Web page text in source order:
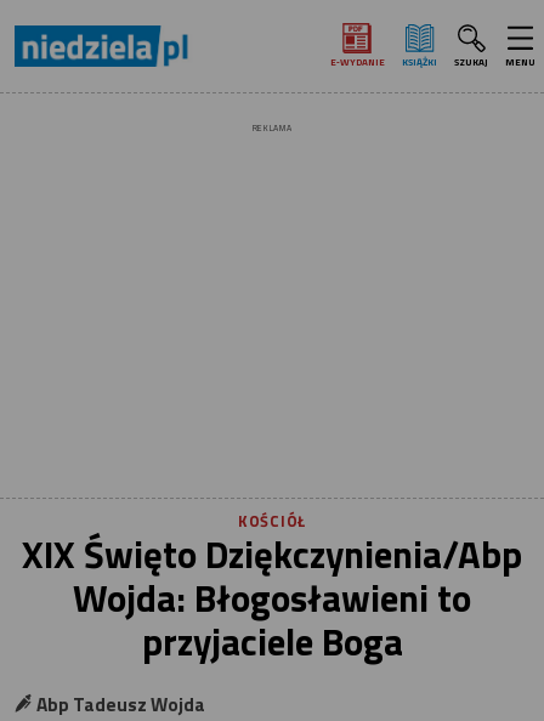
E‑WYDANIE KSIĄŻKI SZUKAJ MENU
REKLAMA
KOŚCIÓŁ
XIX Święto Dziękczynienia/Abp
Wojda: Błogosławieni to
przyjaciele Boga
Abp Tadeusz Wojda